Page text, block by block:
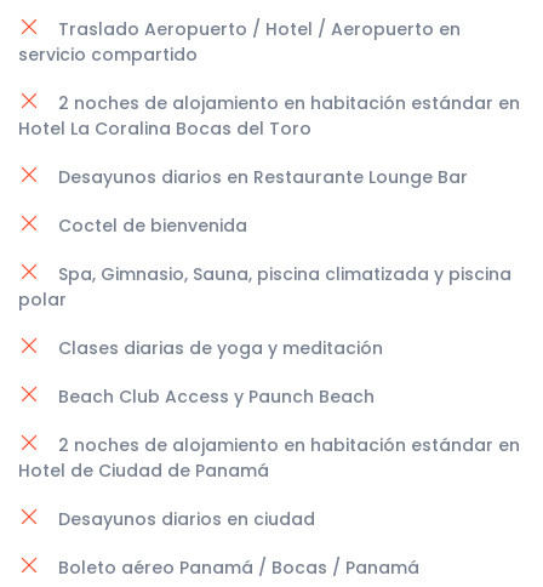
Traslado Aeropuerto / Hotel / Aeropuerto en
servicio compartido
2 noches de alojamiento en habitación estándar en
Hotel La Coralina Bocas del Toro
Desayunos diarios en Restaurante Lounge Bar
Coctel de bienvenida
Spa, Gimnasio, Sauna, piscina climatizada y piscina
polar
Clases diarias de yoga y meditación
Beach Club Access y Paunch Beach
2 noches de alojamiento en habitación estándar en
Hotel de Ciudad de Panamá
Desayunos diarios en ciudad
Boleto aéreo Panamá / Bocas / Panamá